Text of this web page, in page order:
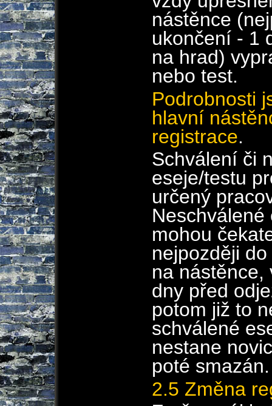
nástěnce
ukončení - 1
na hrad)
nebo test.
Podrobnosti
hlavní
registrace.
Schválení či
eseje/testu
určený
Neschválené
mohou
nejpozději
na nástěnce,
dny před
potom již to
schválené
nestane
poté smazán.
2.5 Změna